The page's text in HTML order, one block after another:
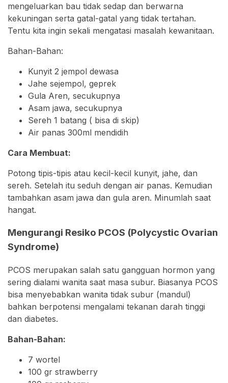
mengeluarkan bau tidak sedap dan berwarna
kekuningan serta gatal-gatal yang tidak tertahan.
Tentu kita ingin sekali mengatasi masalah kewanitaan.
Bahan-Bahan:
Kunyit 2 jempol dewasa
Jahe sejempol, geprek
Gula Aren, secukupnya
Asam jawa, secukupnya
Sereh 1 batang ( bisa di skip)
Air panas 300ml mendidih
Cara Membuat:
Potong tipis-tipis atau kecil-kecil kunyit, jahe, dan
sereh. Setelah itu seduh dengan air panas. Kemudian
tambahkan asam jawa dan gula aren. Minumlah saat
hangat.
Mengurangi Resiko PCOS (Polycystic Ovarian
Syndrome)
PCOS merupakan salah satu gangguan hormon yang
sering dialami wanita saat masa subur. Biasanya PCOS
bisa menyebabkan wanita tidak subur (mandul)
bahkan berpotensi mengalami tekanan darah tinggi
dan diabetes.
Bahan-Bahan:
7 wortel⠀
100 gr strawberry ⠀